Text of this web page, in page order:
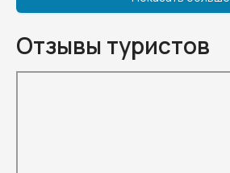
Отзывы туристов